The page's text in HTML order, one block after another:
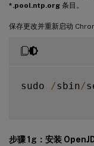
*.pool.ntp.org 条目。
保存更改并重新启动
sudo /sbin/
步骤 1g：安装